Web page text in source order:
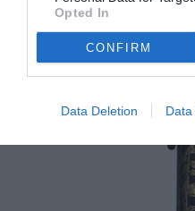
Opted In
CONFIRM
Data Deletion Data